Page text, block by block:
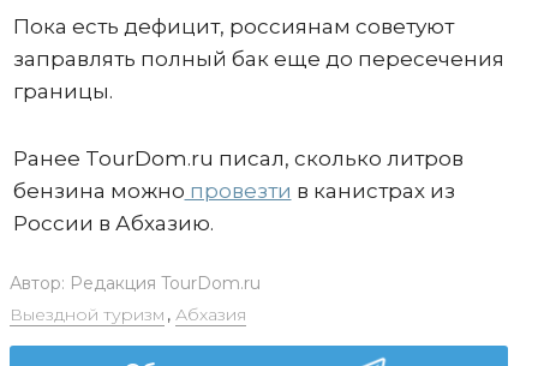
Пока есть дефицит, россиянам советуют
заправлять полный бак еще до пересечения
границы.
Ранее TourDom.ru писал, сколько литров
бензина можно провезти в канистрах из
России в Абхазию.
Автор: Редакция TourDom.ru
Выездной туризм , Абхазия